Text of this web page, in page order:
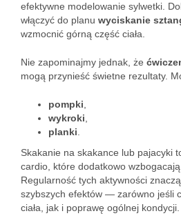
efektywne modelowanie sylwetki.
włączyć do planu wyciskanie
wzmocnić górną część ciała.
Nie zapominajmy jednak, że
mogą przynieść świetne rezultaty.
pompki
wykroki
planki
Skakanie na skakance lub pajacyki
cardio, które dodatkowo wzbogacają
Regularność tych aktywności
szybszych efektów — zarówno jeśli
ciała, jak i poprawę ogólnej kondycji.